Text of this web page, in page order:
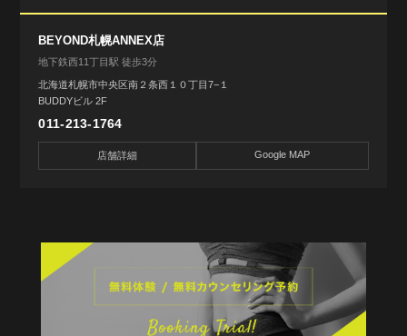
BEYOND札幌ANNEX店
地下鉄西11丁目駅 徒歩3分
北海道札幌市中央区南２条西１０丁目7−１
BUDDYビル 2F
011-213-1764
店舗詳細 Google MAP